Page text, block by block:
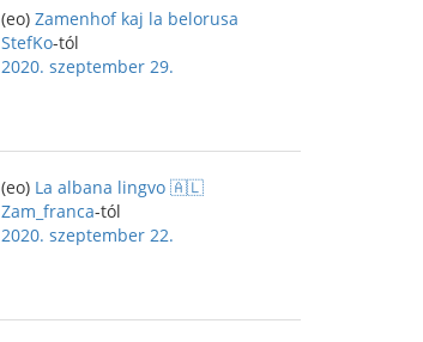
(eo) Zamenhof kaj la belorusa
StefKo-tól
2020. szeptember 29.
(eo) La albana lingvo 🇦🇱
Zam_franca-tól
2020. szeptember 22.